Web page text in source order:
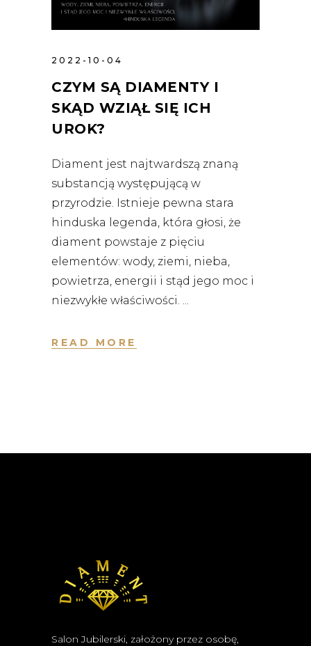
2022-10-04
CZYM SĄ DIAMENTY I
SKĄD WZIĄŁ SIĘ ICH
UROK?
Diament jest najtwardszą znaną
substancją występującą w
przyrodzie. Istnieje pewna stara
hinduska legenda, która głosi, że
diament powstaje z pięciu
elementów: wody, ziemi, nieba,
powietrza, energii i stąd jego moc i
niezwykłe właściwości.
READ MORE
Salon Jubilerski, założony przez osobę,